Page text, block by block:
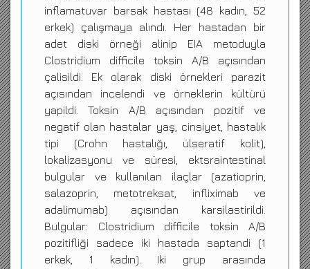
inflamatuvar barsak hastası (48 kadın, 52
erkek) çalışmaya alındı. Her hastadan bir
adet diski örneği alinip EIA metoduyla
Clostridium difficile toksin A/B açısından
çalisildi. Ek olarak diski örnekleri parazit
açısından incelendi ve örneklerin kültürü
yapildi. Toksin A/B açısından pozitif ve
negatif olan hastalar yaş, cinsiyet, hastalık
tipi (Crohn hastalığı, ülseratif kolit),
lokalizasyonu ve süresi, ektsraintestinal
bulgular ve kullanılan ilaçlar (azatioprin,
salazoprin, metotreksat, infliximab ve
adalimumab) açısından karsilastirildi.
Bulgular: Clostridium difficile toksin A/B
pozitifliği sadece iki hastada saptandi (1
erkek, 1 kadın). Iki grup arasında